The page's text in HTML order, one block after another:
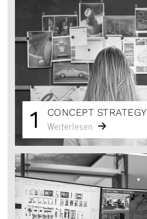
1 CONCEPT STRATEGY
Weiterlesen